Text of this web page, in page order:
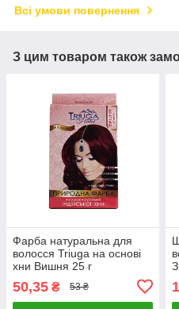
Всі умови повернення
З цим товаром також
Фарба натуральна для
волосся Triuga на основі
хни Вишня 25 г
50,35 ₴ 53 ₴